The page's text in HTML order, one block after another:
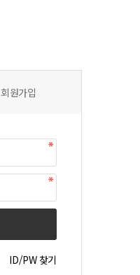
회원가입
ID/PW 찾기